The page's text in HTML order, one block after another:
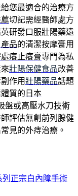
給您最適合的治療方
切記需經醫師處方
研發口服壯陽藥遠
品的清潔按摩膏用
癢止癢膏專門為私
壯陽保健食品改善
作用壯陽藥品話題
質的 日本
盤或高壓水刀技術
評估無創前列腺健
見的外痔治療。
列正宗白內障手術